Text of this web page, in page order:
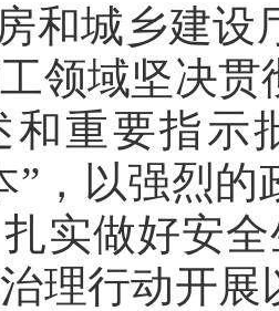
和城乡建设
领域坚决
和重要指示
”，以强烈
实做好安
理行动开